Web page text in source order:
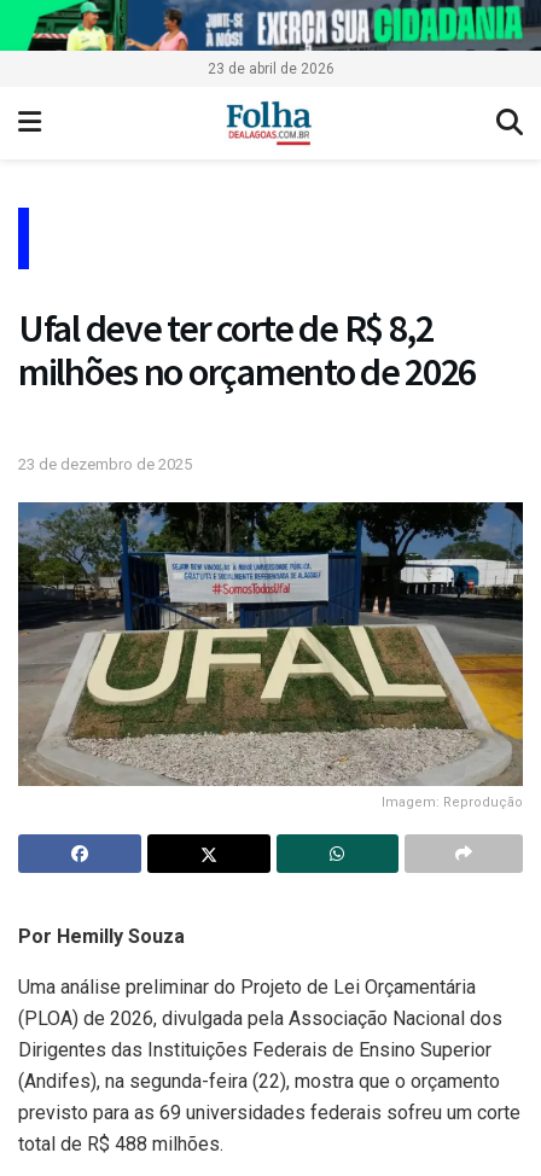
23 de abril de 2026
Ufal deve ter corte de R$ 8,2
milhões no orçamento de 2026
23 de dezembro de 2025
Imagem: Reprodução
Por Hemilly Souza
Uma análise preliminar do Projeto de Lei Orçamentária
(PLOA) de 2026, divulgada pela Associação Nacional dos
Dirigentes das Instituições Federais de Ensino Superior
(Andifes), na segunda-feira (22), mostra que o orçamento
previsto para as 69 universidades federais sofreu um corte
total de R$ 488 milhões.